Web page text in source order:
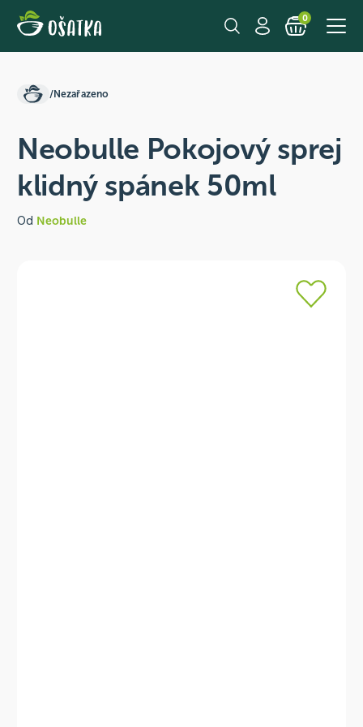
0
/Nezařazeno
Neobulle Pokojový sprej
klidný spánek 50ml
Od Neobulle